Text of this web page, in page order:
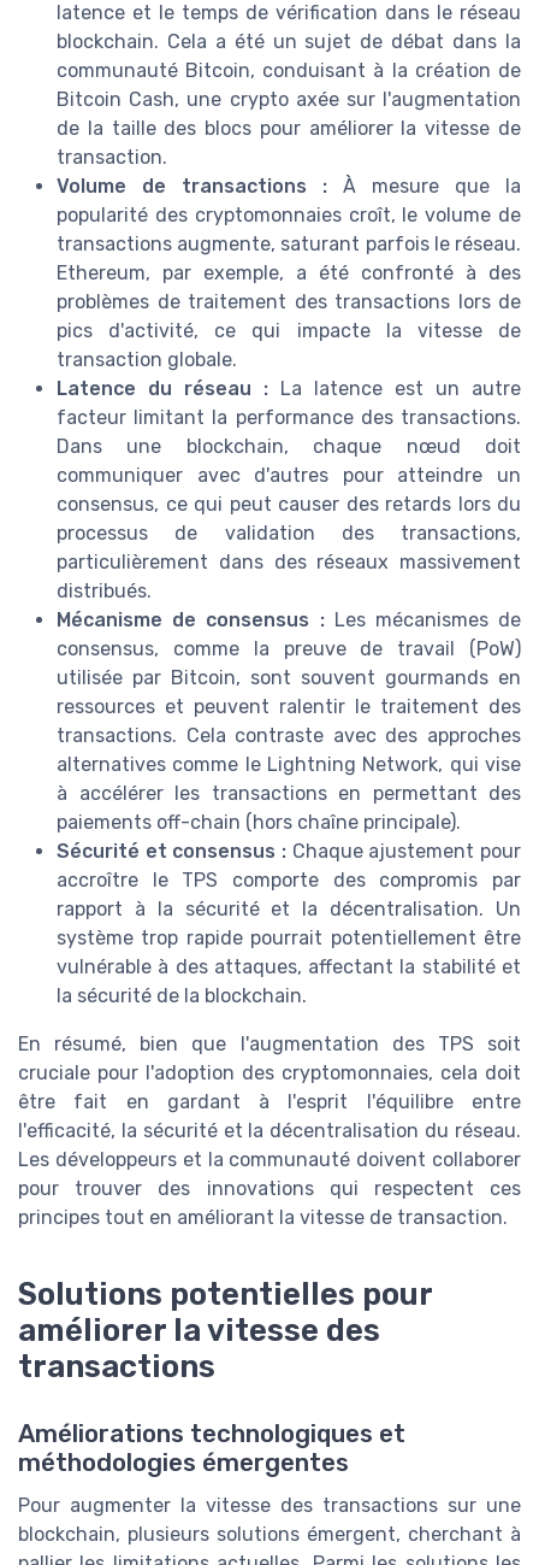
latence et le temps de vérification dans le réseau
blockchain. Cela a été un sujet de débat dans la
communauté Bitcoin, conduisant à la création de
Bitcoin Cash, une crypto axée sur l'augmentation
de la taille des blocs pour améliorer la vitesse de
transaction.
Volume de transactions : À mesure que la
popularité des cryptomonnaies croît, le volume de
transactions augmente, saturant parfois le réseau.
Ethereum, par exemple, a été confronté à des
problèmes de traitement des transactions lors de
pics d'activité, ce qui impacte la vitesse de
transaction globale.
Latence du réseau : La latence est un autre
facteur limitant la performance des transactions.
Dans une blockchain, chaque nœud doit
communiquer avec d'autres pour atteindre un
consensus, ce qui peut causer des retards lors du
processus de validation des transactions,
particulièrement dans des réseaux massivement
distribués.
Mécanisme de consensus :Les mécanismes de
consensus, comme la preuve de travail (PoW)
utilisée par Bitcoin, sont souvent gourmands en
ressources et peuvent ralentir le traitement des
transactions. Cela contraste avec des approches
alternatives comme le Lightning Network, qui vise
à accélérer les transactions en permettant des
paiements off-chain (hors chaîne principale).
Sécurité et consensus : Chaque ajustement pour
accroître le TPS comporte des compromis par
rapport à la sécurité et la décentralisation. Un
système trop rapide pourrait potentiellement être
vulnérable à des attaques, affectant la stabilité et
la sécurité de la blockchain.
En résumé, bien que l'augmentation des TPS soit
cruciale pour l'adoption des cryptomonnaies, cela doit
être fait en gardant à l'esprit l'équilibre entre
l'efficacité, la sécurité et la décentralisation du réseau.
Les développeurs et la communauté doivent collaborer
pour trouver des innovations qui respectent ces
principes tout en améliorant la vitesse de transaction.
Solutions potentielles pour
améliorer la vitesse des
transactions
Améliorations technologiques et
méthodologies émergentes
Pour augmenter la vitesse des transactions sur une
blockchain, plusieurs solutions émergent, cherchant à